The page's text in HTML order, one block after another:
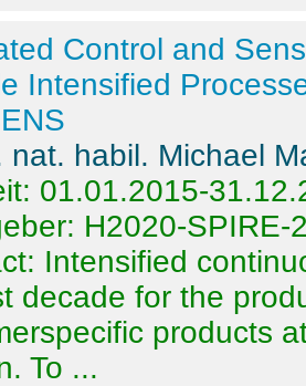
Control and
Intensified
nat. habil. Michael
01.01.2015-
H2020-SPIRE-
Intensified
decade for the
products
To ...